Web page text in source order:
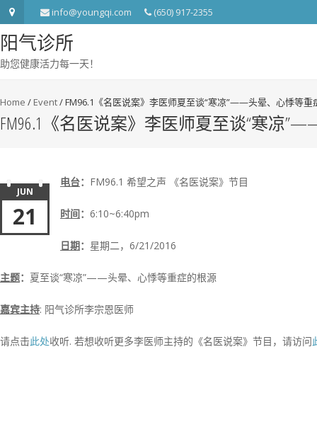
info@youngqi.com (650) 917-2355
阳气诊所
助您健康活力每一天！
Home / Event/FM96.1《名医说案》李医师夏至谈“寒凉”——头晕、心悸等重
FM96.1《名医说案》李医师夏至谈“寒凉
JUN
21
电台： FM96.1 希望之声 《名医说案》节目
时间： 6:10~6:40pm
日期： 星期二，6/21/2016
主题： 夏至谈“寒凉”——头晕、心悸等重症的根源
嘉宾主持: 阳气诊所李宗恩医师
请点击此处收听. 若想收听更多李医师主持的《名医说案》节目，请访问